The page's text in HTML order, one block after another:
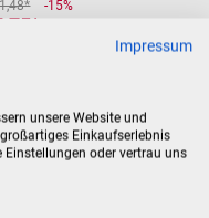
-15%
Impressum
unsere Website und
Einkaufserlebnis
oder vertrau uns